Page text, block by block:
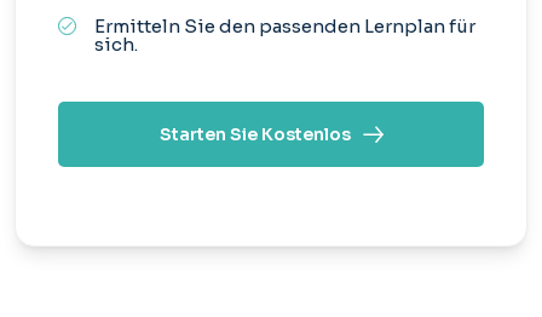
Ermitteln Sie den passenden Lernplan für
sich.
Starten Sie Kostenlos